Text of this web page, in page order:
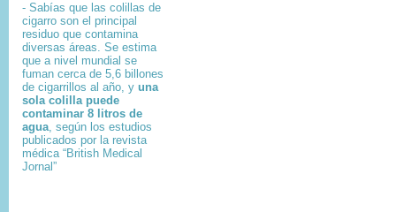
- Sabías que l as colillas de
cigarro son el principal
residuo que contamina
diversas áreas. Se estima
que a nivel mundial se
fuman cerca de 5,6 billones
de cigarrillos al año, y una
sola colilla puede
contaminar 8 litros de
agua, según los estudios
publicados por la revista
médica “British Medical
Jornal”